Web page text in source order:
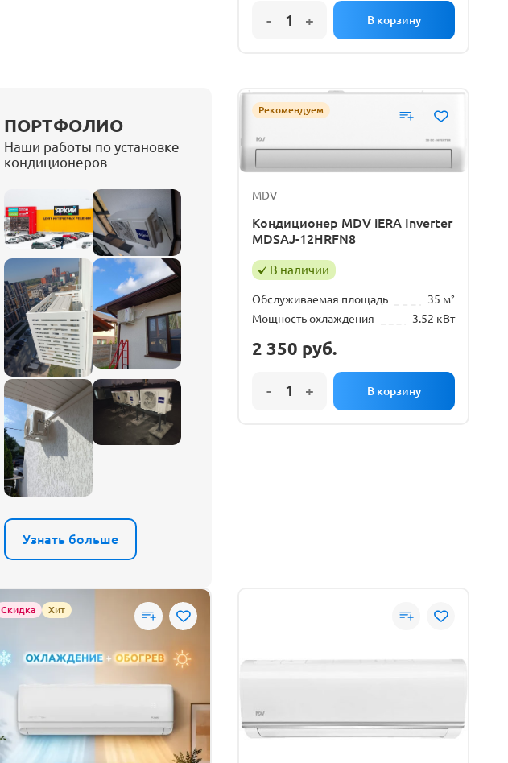
ПОРТФОЛИО
Наши работы по установке
кондиционеров
Узнать больше
Рекомендуем
MDV
Кондиционер MDV iERA Inverter
MDSAJ-12HRFN8
В наличии
Обслуживаемая площадь
35 м²
Мощность охлаждения
3.52 кВт
2 350 руб.
Скидка Хит